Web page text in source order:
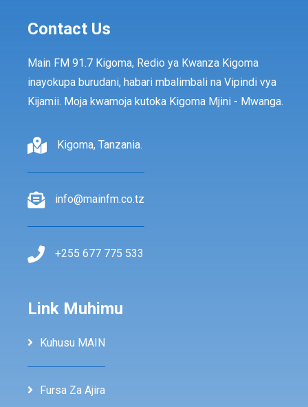
Contact Us
Main FM 91.7 Kigoma, Redio ya Kwanza Kigoma
inayokupa burudani, habari mbalimbali na Vipindi vya
Kijamii. Moja kwamoja kutoka Kigoma Mjini - Mwanga.
Kigoma, Tanzania.
info@mainfm.co.tz
+255 677 775 533
Link Muhimu
Kuhusu MAIN
Fursa Za Ajira